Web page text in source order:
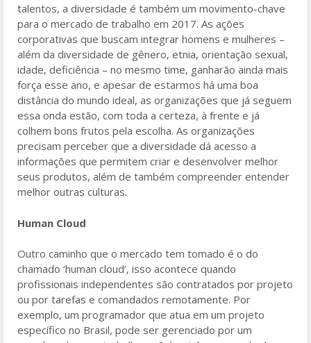
talentos, a diversidade é também um movimento-chave
para o mercado de trabalho em 2017. As ações
corporativas que buscam integrar homens e mulheres –
além da diversidade de gênero, etnia, orientação sexual,
idade, deficiência – no mesmo time, ganharão ainda mais
força esse ano, e apesar de estarmos há uma boa
distância do mundo ideal, as organizações que já seguem
essa onda estão, com toda a certeza, à frente e já
colhem bons frutos pela escolha. As organizações
precisam perceber que a diversidade dá acesso a
informações que permitem criar e desenvolver melhor
seus produtos, além de também compreender entender
melhor outras culturas.
Human Cloud
Outro caminho que o mercado tem tomado é o do
chamado ‘human cloud’, isso acontece quando
profissionais independentes são contratados por projeto
ou por tarefas e comandados remotamente. Por
exemplo, um programador que atua em um projeto
específico no Brasil, pode ser gerenciado por um